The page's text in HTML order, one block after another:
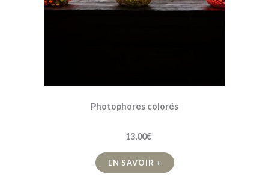
Photophores colorés
13,00€
EN SAVOIR +